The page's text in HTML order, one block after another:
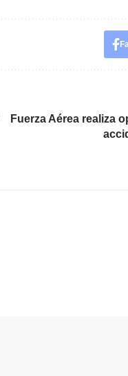
Fuerza Aérea realiza